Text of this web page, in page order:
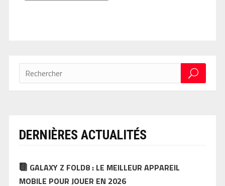
DERNIÈRES ACTUALITÉS
GALAXY Z FOLD8 : LE MEILLEUR APPAREIL
MOBILE POUR JOUER EN 2026